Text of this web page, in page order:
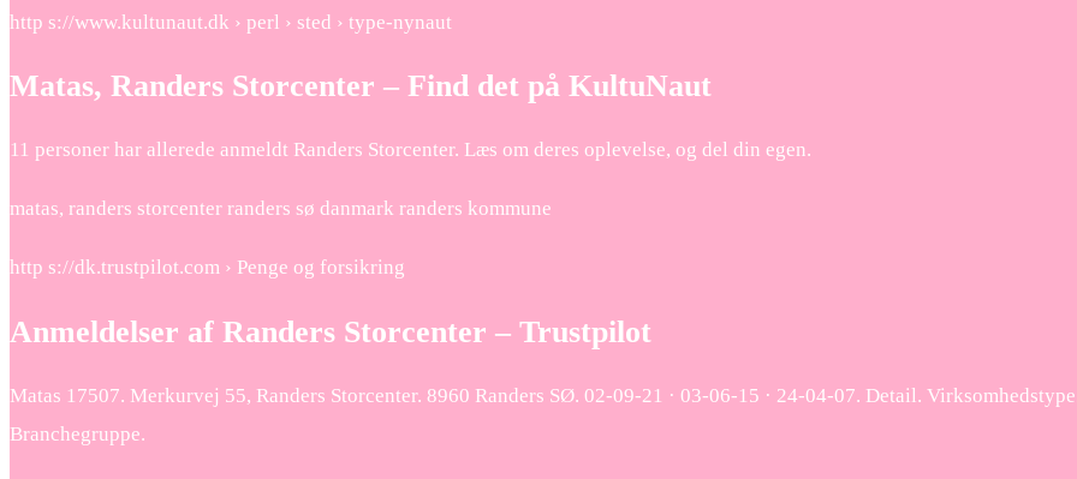
http s://www.kultunaut.dk › perl › sted › type-nynaut
Matas, Randers Storcenter – Find det på KultuNaut
11 personer har allerede anmeldt Randers Storcenter. Læs om deres oplevelse, og del din egen.
matas, randers storcenter randers sø danmark randers kommune
http s://dk.trustpilot.com › Penge og forsikring
Anmeldelser af Randers Storcenter – Trustpilot
Matas 17507. Merkurvej 55, Randers Storcenter. 8960 Randers SØ. 02-09-21 · 03-06-15 · 24-04-07. Detail.
Branchegruppe.